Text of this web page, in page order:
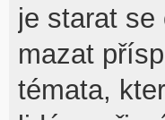
je starat
mazat
témata,